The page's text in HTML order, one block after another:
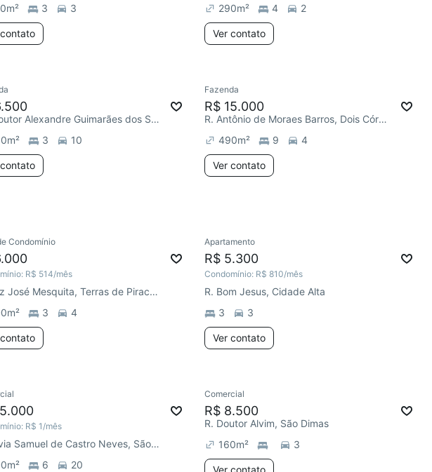
m² 3 3
290m² 4 2
Ver contato
Av. Doutor Alexandre Guimarães dos Santos, Santa Rita
m² 3 10
Fazenda
R$ 15.000
R. Antônio de Moraes Barros, Dois Córregos
490m² 9 4
Ver contato
Condomínio
R$ 514/mês
R. Luiz José Mesquita, Terras de Piracicaba
m² 3 4
Apartamento
R$ 5.300
Condomínio: R$ 810/mês
R. Bom Jesus, Cidade Alta
3
3
Ver contato
R$ 1/mês
Rodovia Samuel de Castro Neves, São Jorge
m² 6 20
Comercial
R$ 8.500
R. Doutor Alvim, São Dimas
160m² 3
Ver contato